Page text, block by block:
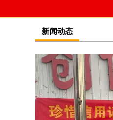
新闻动态